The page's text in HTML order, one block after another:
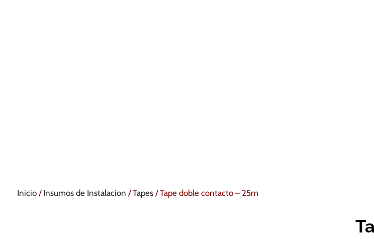
Inicio/ Insumos de Instalacion /Tapes/ Tape doble contacto – 25m